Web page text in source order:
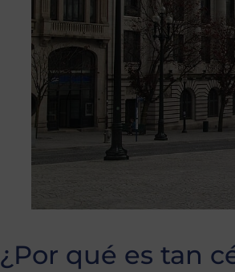
¿Por qué es tan